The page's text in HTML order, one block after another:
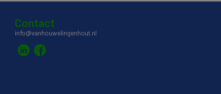
Contact
info@vanhouwelingenhout.nl